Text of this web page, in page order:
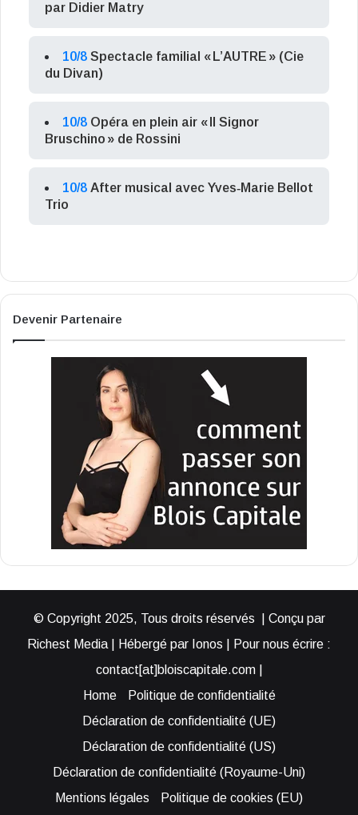
par Didier Matry
10/8 Spectacle familial « L’AUTRE » (Cie
du Divan)
10/8 Opéra en plein air « Il Signor
Bruschino » de Rossini
10/8 After musical avec Yves‑Marie Bellot
Trio
Devenir Partenaire
© Copyright 2025, Tous droits réservés | Conçu par
Richest Media | Hébergé par Ionos | Pour nous écrire :
contact[at]bloiscapitale.com |
Home
Politique de confidentialité
Déclaration de confidentialité (UE)
Déclaration de confidentialité (US)
Déclaration de confidentialité (Royaume-Uni)
Mentions légales
Politique de cookies (EU)